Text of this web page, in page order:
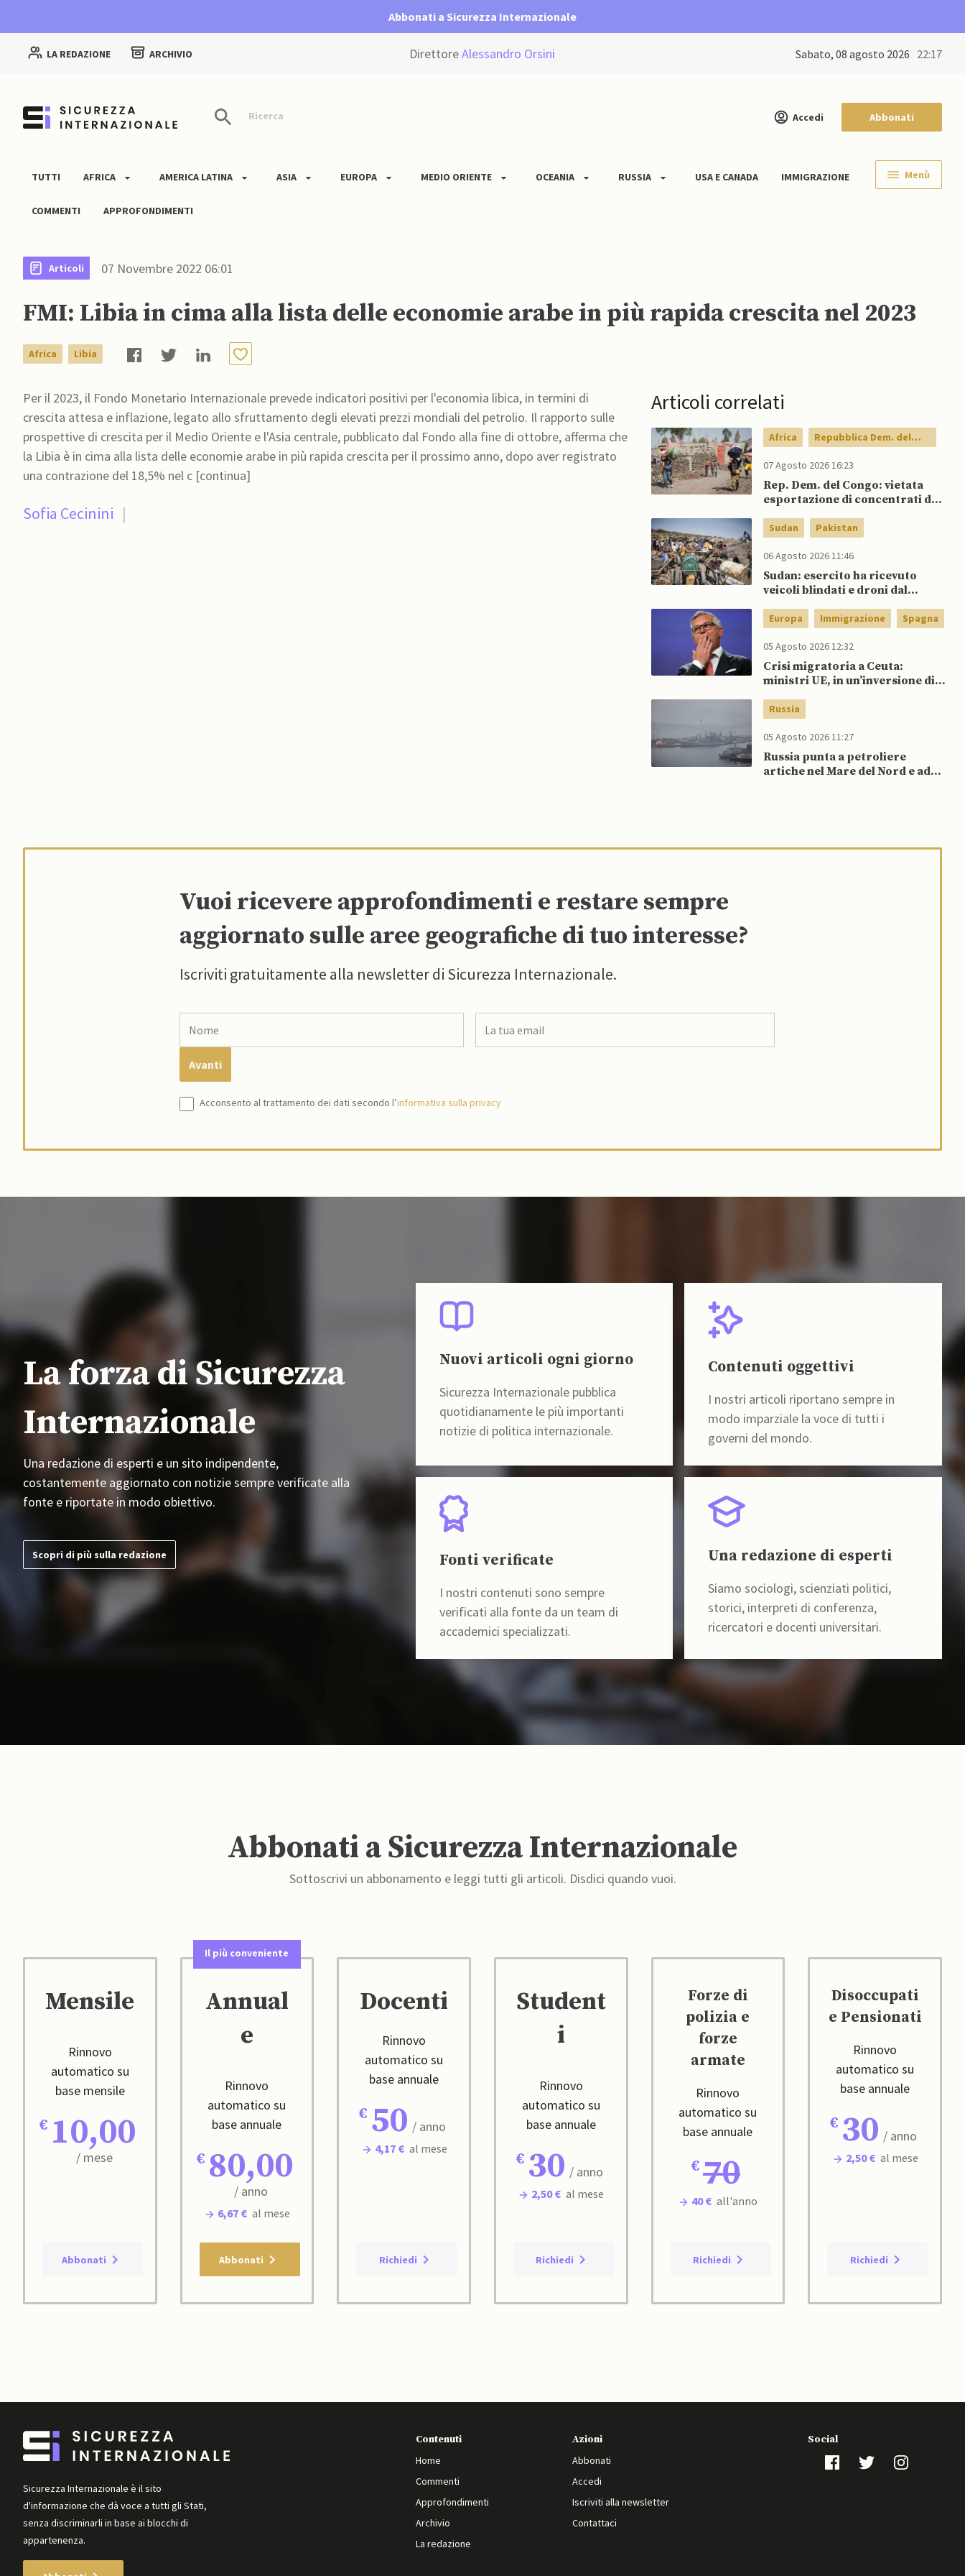
Abbonati a Sicurezza Internazionale
LA REDAZIONE ARCHIVIO DirettoreAlessandro Orsini sabato, 08 agosto 2026 22:17
Ricerca Accedi Abbonati
TUTTI AFRICA AMERICA LATINA ASIA EUROPA MEDIO ORIENTE OCEANIA RUSSIA USA E CANADA IMMIGRAZIONE
COMMENTI APPROFONDIMENTI
Menù
Articoli 07 Novembre 2022 06:01
FMI: Libia in cima alla lista delle economie arabe in più rapida crescita nel 2023
Africa Libia
Per il 2023, il Fondo Monetario Internazionale prevede indicatori positivi per l'economia libica, in termini di
crescita attesa e inflazione, legato allo sfruttamento degli elevati prezzi mondiali del petrolio. Il rapporto sulle
prospettive di crescita per il Medio Oriente e l'Asia centrale, pubblicato dal Fondo alla fine di ottobre, afferma che
la Libia è in cima alla lista delle economie arabe in più rapida crescita per il prossimo anno, dopo aver registrato
una contrazione del 18,5% nel c [continua]
Sofia Cecinini |
Articoli correlati
Africa
Repubblica Dem. del
Congo
07 Agosto 2026 16:23
Rep. Dem. del Congo: vietata
esportazione di concentrati di
Sudan Pakistan
06 Agosto 2026 11:46
Sudan: esercito ha ricevuto
veicoli blindati e droni dal
Europa Immigrazione Spagna
05 Agosto 2026 12:32
Crisi migratoria a Ceuta:
ministri UE, in un’inversione di
sostegno della Spagna
Russia
05 Agosto 2026 11:27
Russia punta a petroliere
artiche nel Mare del Nord e ad
Vuoi ricevere approfondimenti e restare sempre
aggiornato sulle aree geografiche di tuo interesse?
Iscriviti gratuitamente alla newsletter di Sicurezza Internazionale.
Acconsento al trattamento dei dati secondo l’informativa sulla privacy
La forza di Sicurezza
Internazionale
Una redazione di esperti e un sito indipendente,
costantemente aggiornato con notizie sempre verificate alla
fonte e riportate in modo obiettivo.
Scopri di più sulla redazione
Nuovi articoli ogni giorno
Sicurezza Internazionale pubblica
quotidianamente le più importanti
notizie di politica internazionale.
Contenuti oggettivi
I nostri articoli riportano sempre in
modo imparziale la voce di tutti i
governi del mondo.
Fonti verificate
I nostri contenuti sono sempre
verificati alla fonte da un team di
accademici specializzati.
Una redazione di esperti
Siamo sociologi, scienziati politici,
storici, interpreti di conferenza,
ricercatori e docenti universitari.
Abbonati a Sicurezza Internazionale
Sottoscrivi un abbonamento e leggi tutti gli articoli. Disdici quando vuoi.
Mensile
Rinnovo
automatico su
base mensile
10,00
/ mese
Abbonati
Il più conveniente
Annual
e
Rinnovo
automatico su
base annuale
80,00
/ anno
6,67 € al mese
Abbonati
Docenti
Rinnovo
automatico su
base annuale
50 / anno
4,17 € al mese
Richiedi
Student
i
Rinnovo
automatico su
base annuale
30 / anno
2,50 € al mese
Richiedi
Forze di
polizia e
forze
armate
Rinnovo
automatico su
base annuale
70
40 € all'anno
Richiedi
Disoccupati
e Pensionati
Rinnovo
automatico su
base annuale
30 / anno
2,50 € al mese
Richiedi
Sicurezza Internazionale è il sito
d'informazione che dà voce a tutti gli Stati,
senza discriminarli in base ai blocchi di
appartenenza.
Contenuti
Home
Commenti
Approfondimenti
Archivio
La redazione
Azioni
Abbonati
Accedi
Iscriviti alla newsletter
Contattaci
Social